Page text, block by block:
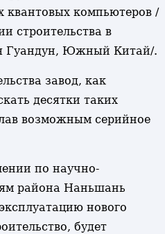
квантовых компьютеров /
строительства в
Гуандун, Южный Китай/.
завод, как
десятки таких
возможным серийное
по научно-
района Наньшань
нового
будет